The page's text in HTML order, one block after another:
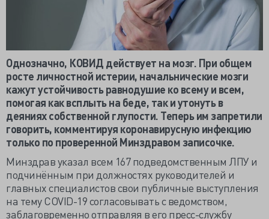
Однозначно, КОВИД действует на мозг. При общем
росте личностной истерии, начальнические мозги
кажут устойчивость равнодушие ко всему и всем,
помогая как всплыть на беде, так и утонуть в
деяниях собственной глупости. Теперь им запретили
говорить, комментируя коронавирусную инфекцию
только по проверенной Минздравом записочке.
Минздрав указал всем 167 подведомственным ЛПУ и
подчинённым при должностях руководителей и
главных специалистов свои публичные выступления
на тему COVID-19 согласовывать с ведомством,
заблаговременно отправляя в его пресс-службу